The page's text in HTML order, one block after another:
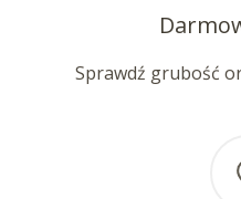
Sprawdź grubość